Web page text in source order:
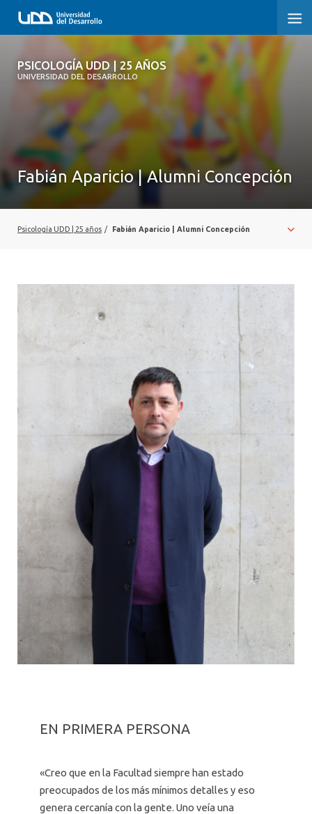
PSICOLOGÍA UDD | 25 AÑOS
UNIVERSIDAD DEL DESARROLLO
PSICOLOGÍA UDD | 25 AÑOS
TESTIMONIOS
NUESTRA HISTORIA
REGISTRO FOTOGRÁFICO
Fabián Aparicio | Alumni Concepción
Psicología UDD | 25 años / Fabián Aparicio | Alumni Concepción
EN PRIMERA PERSONA
«Creo que en la Facultad siempre han estado
preocupados de los más mínimos detalles y eso
genera cercanía con la gente. Uno veía una